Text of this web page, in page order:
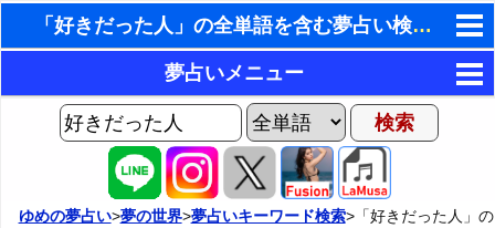
「好きだった人」の全単語を含む夢占い検索結果
東洋・西洋占星術
ホラリー占星術
手相占いで未来診断
タロットカードで無料占い
夢占いメニュー
AIゆめの夢占いチャット
ヨセフの夢占い
夢占い掲示板
ゆめの夢占い>夢の世界>夢占いキーワード検索>「好きだった人」の